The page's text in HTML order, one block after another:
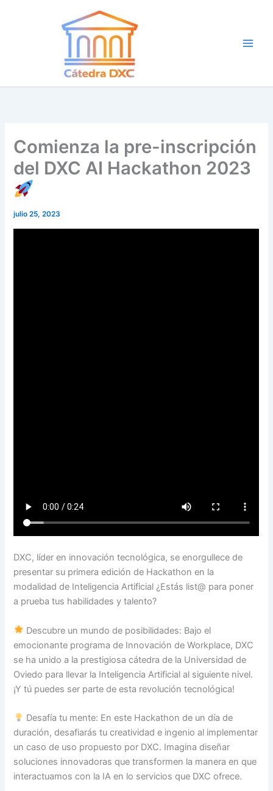
Comienza la pre-inscripción
del DXC AI Hackathon 2023
julio 25, 2023
DXC, líder en innovación tecnológica, se enorgullece de
presentar su primera edición de Hackathon en la
modalidad de Inteligencia Artificial ¿Estás list@ para poner
a prueba tus habilidades y talento?
Descubre un mundo de posibilidades: Bajo el
emocionante programa de Innovación de Workplace, DXC
se ha unido a la prestigiosa cátedra de la Universidad de
Oviedo para llevar la Inteligencia Artificial al siguiente nivel.
¡Y tú puedes ser parte de esta revolución tecnológica!
Desafía tu mente: En este Hackathon de un día de
duración, desafiarás tu creatividad e ingenio al implementar
un caso de uso propuesto por DXC. Imagina diseñar
soluciones innovadoras que transformen la manera en que
interactuamos con la IA en lo servicios que DXC ofrece.